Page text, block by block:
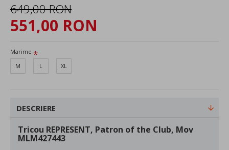
551,00 RON
649,00 RON
Marime
M
L XL
DESCRIERE
Tricou REPRESENT, Patron of the Club, Mov
MLM427443